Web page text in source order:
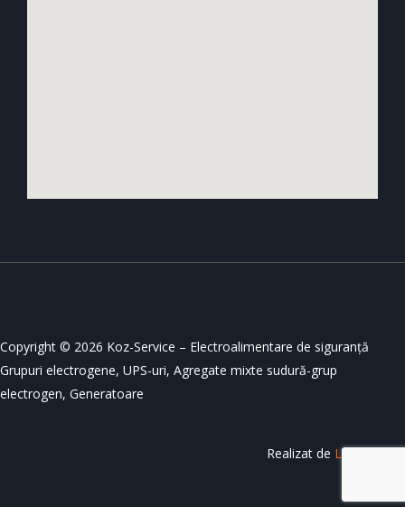
Copyright © 2026 Koz-Service – Electroalimentare de siguranță
Grupuri electrogene, UPS-uri, Agregate mixte sudură-grup
electrogen, Generatoare
Realizat de LeadingSoft